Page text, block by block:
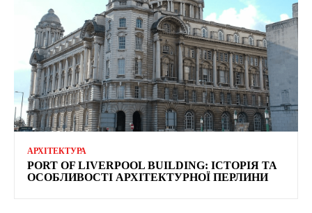
АРХІТЕКТУРА
PORT OF LIVERPOOL BUILDING: ІСТОРІЯ ТА
ОСОБЛИВОСТІ АРХІТЕКТУРНОЇ ПЕРЛИНИ